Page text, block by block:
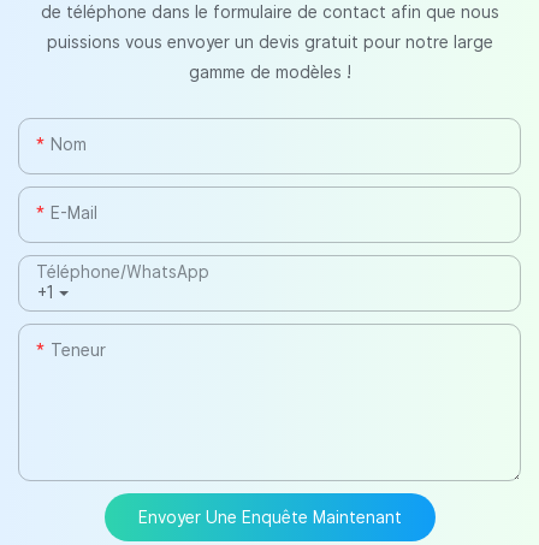
de téléphone dans le formulaire de contact afin que nous
puissions vous envoyer un devis gratuit pour notre large
gamme de modèles !
Nom
E-Mail
+1
Téléphone/WhatsApp
Teneur
Envoyer Une Enquête Maintenant